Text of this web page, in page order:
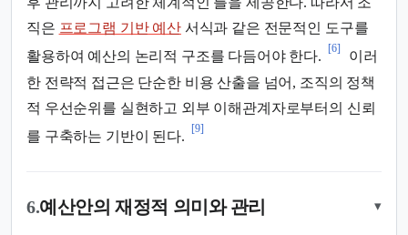
직은 프로그램 기반 예산서식과 같은 전문적인 도구를
활용하여 예산의 논리적 구조를 다듬어야 한다.
[6]
이러
한 전략적 접근은 단순한 비용 산출을 넘어, 조직의 정책
적 우선순위를 실현하고 외부 이해관계자로부터의 신뢰
를 구축하는 기반이 된다.
[9]
6.예산안의 재정적 의미와 관리 ▾